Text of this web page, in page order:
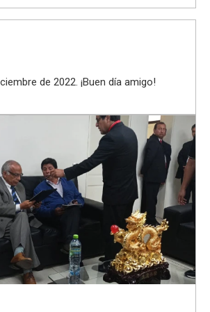
de 2022. ¡Buen día amigo!